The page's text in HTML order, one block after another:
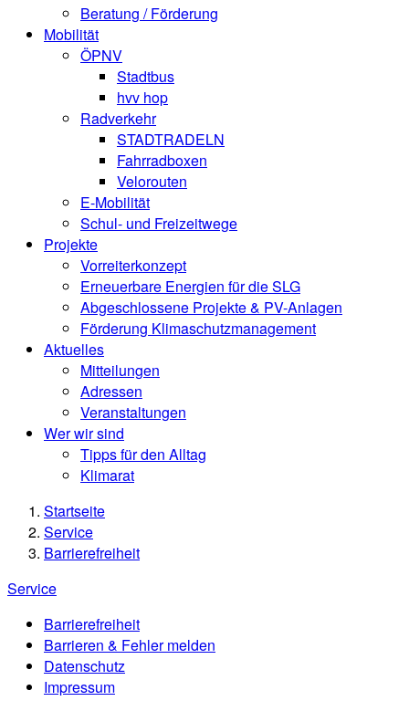
Beratung / Förderung
Mobilität
ÖPNV
Stadtbus
hvv hop
Radverkehr
STADTRADELN
Fahrradboxen
Velorouten
E-Mobilität
Schul- und Freizeitwege
Projekte
Vorreiterkonzept
Erneuerbare Energien für die SLG
Abgeschlossene Projekte & PV-Anlagen
Förderung Klimaschutzmanagement
Aktuelles
Mitteilungen
Adressen
Veranstaltungen
Wer wir sind
Tipps für den Alltag
Klimarat
Startseite
Service
Barrierefreiheit
Service
Barrierefreiheit
Barrieren & Fehler melden
Datenschutz
Impressum